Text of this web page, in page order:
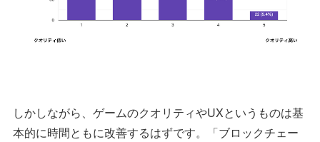
しかしながら、ゲームのクオリティやUXというものは基
本的に時間ともに改善するはずです。「ブロックチェー